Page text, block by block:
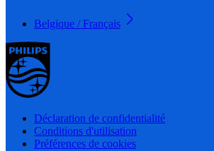
Belgique / Français
Déclaration de confidentialité
Conditions d'utilisation
Préférences de cookies